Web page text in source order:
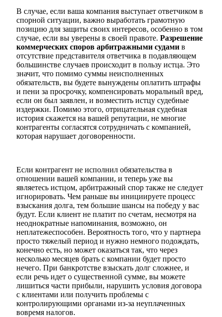
В случае, если ваша компания выступает ответчиком в
спорной ситуации, важно выработать грамотную
позицию для защиты своих интересов, особенно в том
случае, если вы уверены в своей правоте. Разрешение
коммерческих споров арбитражными судами в
отсутствие представителя ответчика в подавляющем
большинстве случаев происходит в пользу истца. Это
значит, что помимо суммы неисполненных
обязательств, вы будете вынуждены оплатить штрафы
и пени за просрочку, компенсировать моральный вред,
если он был заявлен, и возместить истцу судебные
издержки. Помимо этого, отрицательная судебная
история скажется на вашей репутации, не многие
контрагенты согласятся сотрудничать с компанией,
которая нарушает договоренности.
Если контрагент не исполнил обязательства в
отношении вашей компании, и теперь уже вы
являетесь истцом, арбитражный спор также не следует
игнорировать. Чем раньше вы инициируете процесс
взыскания долга, тем большие шансы на победу у вас
будут. Если клиент не платит по счетам, несмотря на
неоднократные напоминания, возможно, он
неплатежеспособен. Вероятность того, что у партнера
просто тяжелый период и нужно немного подождать,
конечно есть, но может оказаться так, что через
несколько месяцев брать с компании будет просто
нечего. При банкротстве взыскать долг сложнее, и
если речь идет о существенной сумме, вы можете
лишиться части прибыли, нарушить условия договора
с клиентами или получить проблемы с
контролирующими органами из-за неуплаченных
вовремя налогов.